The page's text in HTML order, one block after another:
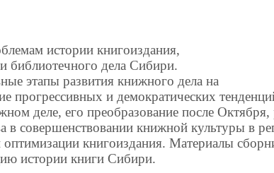
истории книгоиздания,
библиотечного дела Сибири.
этапы развития книжного дела на
прогрессивных и демократических
деле, его преобразование после Октября,
в совершенствовании книжной культуры в
оптимизации книгоиздания. Материалы
истории книги Сибири.